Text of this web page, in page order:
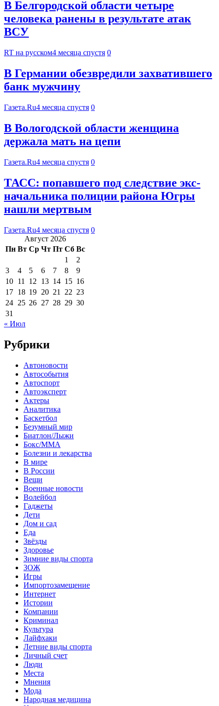
В Белгородской области четыре
человека ранены в результате атак
ВСУ
RT на русском4 месяца спустя 0
В Германии обезвредили захватившего
банк мужчину
Газета.Ru4 месяца спустя 0
В Вологодской области женщина
держала мать на цепи
Газета.Ru4 месяца спустя 0
ТАСС: попавшего под следствие экс-
начальника полиции района Югры
нашли мертвым
Газета.Ru4 месяца спустя 0
Август 2026
Пн Вт Ср Чт Пт Сб Вс
1
2
3
4 5 6 7 8
9
10 11 12 13 14 15 16
17 18 19 20 21 22 23
24 25 26 27 28 29 30
31
« Июл
Рубрики
Автоновости
Автособытия
Автоспорт
Автоэксперт
Актеры
Аналитика
Баскетбол
Безумный мир
Биатлон/Лыжи
Бокс/MMA
Болезни и лекарства
В мире
В России
Вещи
Военные новости
Волейбол
Гаджеты
Дети
Дом и сад
Еда
Звёзды
Здоровье
Зимние виды спорта
ЗОЖ
Игры
Импортозамещение
Интернет
Истории
Компании
Криминал
Культура
Лайфхаки
Летние виды спорта
Личный счет
Люди
Места
Мнения
Мода
Народная медицина